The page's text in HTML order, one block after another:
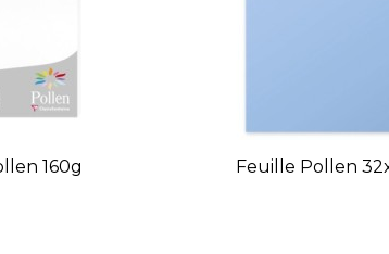
160g Feuille Pollen